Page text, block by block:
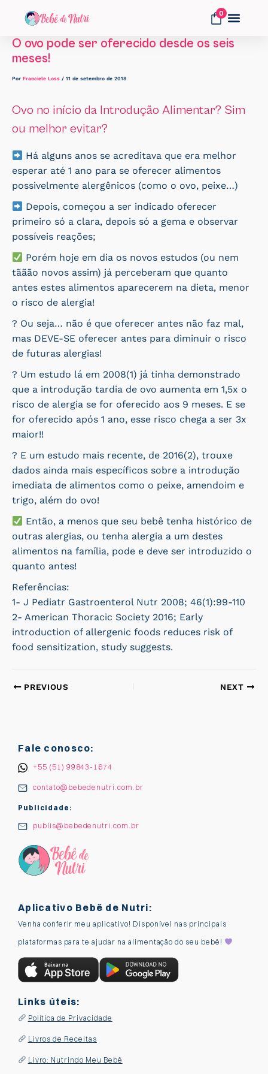
0
O ovo pode ser oferecido desde os seis
meses!
Por Franciele Loss / 11 de setembro de 2018
Ovo no início da Introdução Alimentar? Sim
ou melhor evitar?
Há alguns anos se acreditava que era melhor
esperar até 1 ano para se oferecer alimentos
possivelmente alergênicos (como o ovo, peixe…)
Depois, começou a ser indicado oferecer
primeiro só a clara, depois só a gema e observar
possíveis reações;
Porém hoje em dia os novos estudos (ou nem
tããão novos assim) já perceberam que quanto
antes estes alimentos aparecerem na dieta, menor
o risco de alergia!
? Ou seja… não é que oferecer antes não faz mal,
mas DEVE-SE oferecer antes para diminuir o risco
de futuras alergias!
? Um estudo lá em 2008(1) já tinha demonstrado
que a introdução tardia de ovo aumenta em 1,5x o
risco de alergia se for oferecido aos 9 meses. E se
for oferecido após 1 ano, esse risco chega a ser 3x
maior!!
? E um estudo mais recente, de 2016(2), trouxe
dados ainda mais específicos sobre a introdução
imediata de alimentos como o peixe, amendoim e
trigo, além do ovo!
Então, a menos que seu bebê tenha histórico de
outras alergias, ou tenha alergia a um destes
alimentos na família, pode e deve ser introduzido o
quanto antes!
Referências:
1- J Pediatr Gastroenterol Nutr 2008; 46(1):99-110
2- American Thoracic Society 2016; Early
introduction of allergenic foods reduces risk of
food sensitization, study suggests.
PREVIOUS NEXT
Fale conosco:
+55 (51) 99843-1674
contato@bebedenutri.com.br
Publicidade:
publis@bebedenutri.com.br
Aplicativo Bebê de Nutri:
Venha conferir meu aplicativo! Disponível nas principais
plataformas para te ajudar na alimentação do seu bebê!
Links úteis:
Política de Privacidade
Livros de Receitas
Livro: Nutrindo Meu Bebê